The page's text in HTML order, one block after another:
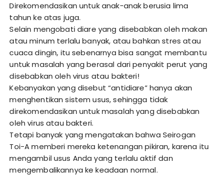
Direkomendasikan untuk anak-anak berusia lima
tahun ke atas juga.
Selain mengobati diare yang disebabkan oleh makan
atau minum terlalu banyak, atau bahkan stres atau
cuaca dingin, itu sebenarnya bisa sangat membantu
untuk masalah yang berasal dari penyakit perut yang
disebabkan oleh virus atau bakteri!
Kebanyakan yang disebut “antidiare” hanya akan
menghentikan sistem usus, sehingga tidak
direkomendasikan untuk masalah yang disebabkan
oleh virus atau bakteri.
Tetapi banyak yang mengatakan bahwa Seirogan
Toi-A memberi mereka ketenangan pikiran, karena itu
mengambil usus Anda yang terlalu aktif dan
mengembalikannya ke keadaan normal.